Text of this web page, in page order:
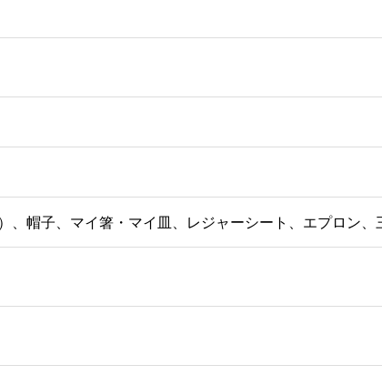
帽子、マイ箸・マイ皿、レジャーシート、エプロン、